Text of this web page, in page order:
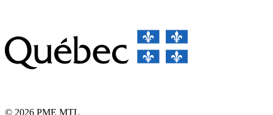
© 2026 PME MTL